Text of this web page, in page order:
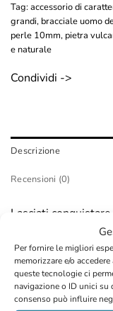
Per fornire le migliori
memorizzare e/o
queste tecnologie ci
navigazione o ID unici
consenso può influire
Tag: accessorio di
grandi, bracciale uomo
perle 10mm, pietra
e naturale
Condividi ->
Descrizione
Recensioni (0)
Lasciati
bracciale
desidera un
maestose perle da
primordialedella
deciso e una